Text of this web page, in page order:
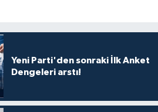
Yeni Parti'den sonraki İlk Anket
Dengeleri arstı!